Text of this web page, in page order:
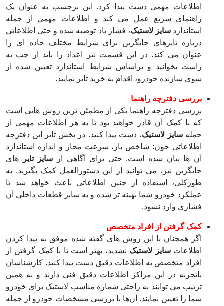
اطلاعات مهمی دست پیدا کرد. این برچسب به عنوان یک
راهنمای سریع عمل می‌ کند و اطلاعات مهمی از جمله
استانداردسایز لاستیک، فشار باد توصیه ‌شده و حتی اطلاعاتی
درباره تایرهای جایگزین برای شرایط مختلف جاده ‌ای را
عنوان می کند. در این قسمت نیز اعداد را باید از چپ به
راست بخوانید و براساس شرایط استاندارد تعیین شده از
سوی سازنده خودرو، اقدام به خرید تایر نمایید.
بررسی دفترچه راهنما
یررسی دفترچه راهنما یکی از مطمئن ترین روش هایی است
که با کمک آن قادر خواهید بود تا به هر اطلاعات مهمی از
جملهسایز لاستیک، دست پیدا کنید. در بخش تایر این دفترچه
اطلاعاتی چون: شاخص بار، سرعت مجاز و اندازه استاندارد
آن ها بیان شده است. حتی برای آگاهی از سایز تایر های
جایگزین نیز، می توانید از این دستورالعمل کمک بگیرید. به
طورکلی، استفاده از چنین اطلاعاتی باعث خواهد شد تا
عملکرد خودرو شما بهینه تر شده و به سایر قطعات داخلی آن
فشاری وارد نشود.
کمک گرفتن از افراد متخصص
اگر همچنان با این روش های گفته شده موفق به پیدا کردن
اطلاعاتسایز لاستیک نشدید، بهتر است تا با کمک گرفتن از
افراد متخصص به اطلاعات دقیق دست پیدا کنید. کارشناسان
باتجربه در این مراکز اطلاعات دقیق فنی دارند و به همین
ترتیب می‌ توانند به راحتی شماره مناسب لاستیک برای خودرو
شما را تعیین نمایند. آن‌ها با بررسی مشخصات خودرو از جمله